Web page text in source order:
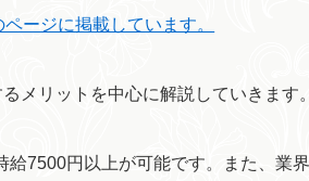
ージに掲載しています。
メリットを中心に解説していきます。
7500円以上が可能です。また、業